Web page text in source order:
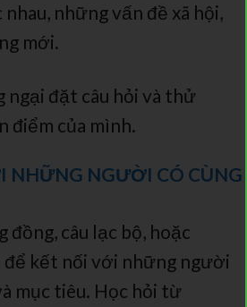
nhau, những vấn đề xã hội,
mới.
ngại đặt câu hỏi và thử
điểm của mình.
NHỮNG NGƯỜI CÓ CÙNG
đồng, câu lạc bộ, hoặc
kết nối với những người
mục tiêu. Học hỏi từ